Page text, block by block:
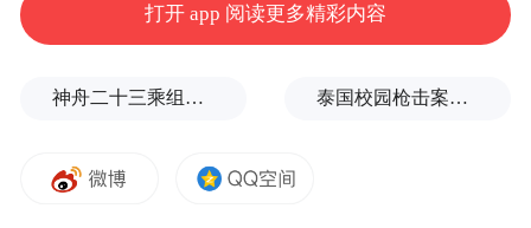
打开 app 阅读更多精彩内容
神舟二十三乘组新画面：在太空用超声测肌肉，常态化开展健康管理 泰国校园枪击案致9死，枪手父亲道歉